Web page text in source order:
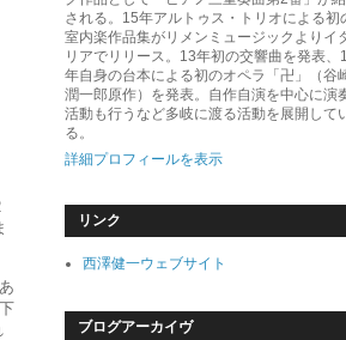
される。15年アルトゥス・トリオによる初
室内楽作品集がリメンミュージックよりイ
リアでリリース。13年初の交響曲を発表、
年自身の台本による初のオペラ「卍」（谷
潤一郎原作）を発表。自作自演を中心に演
活動も行うなど多岐に渡る活動を展開して
る。
詳細プロフィールを表示
リンク
西澤健一ウェブサイト
ブログアーカイヴ